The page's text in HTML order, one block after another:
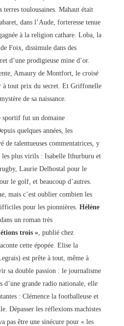
terres toulousaines. Mahaut était
dans l’Aude, forteresse tenue
à la religion cathare. Loba, la
Foix, dissimule dans des
d’une prodigieuse mine d’or.
Amaury de Montfort, le croisé
à tout prix du secret. Et Griffonelle
de sa naissance.
sportif fut un domaine
quelques années, les
de talentueuses commentatrices, y
les plus virils : Isabelle Ithurburu et
Laurie Delhostal pour le
le golf, et beaucoup d’autres.
mais c’est oublier combien les
pour les pionnières. Hélène
un roman très
trois », publié chez
cette épopée. Elise la
est prête à tout, même à
sa double passion : le journalisme
d’une grande radio nationale, elle
: Clémence la footballeuse et
Dépasser les réflexions machistes
pas être une sinécure pour « les